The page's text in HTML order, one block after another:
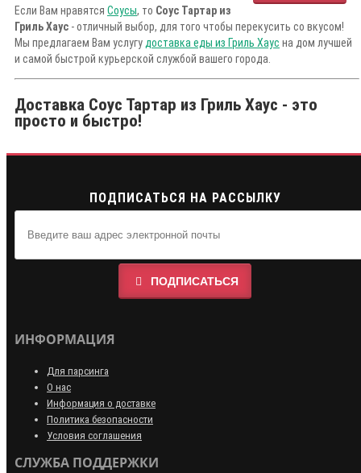
Если Вам нравятся Соусы, то Соус Тартар из
Гриль Хаус - отличный выбор, для того чтобы перекусить со вкусом!
Мы предлагаем Вам услугу доставка еды из Гриль Хаус на дом лучшей
и самой быстрой курьерской службой вашего города.
Доставка Соус Тартар из Гриль Хаус - это
просто и быстро!
ПОДПИСАТЬСЯ НА РАССЫЛКУ
ПОДПИСАТЬСЯ
ИНФОРМАЦИЯ
Для парсинга
О нас
Информация о доставке
Политика безопасности
Условия соглашения
СЛУЖБА ПОДДЕРЖКИ